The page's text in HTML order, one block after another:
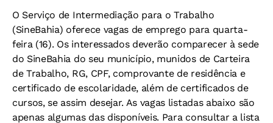
O Serviço de Intermediação para o Trabalho
(SineBahia) oferece vagas de emprego para quarta-
feira (16). Os interessados deverão comparecer à sede
do SineBahia do seu município, munidos de Carteira
de Trabalho, RG, CPF, comprovante de residência e
certificado de escolaridade, além de certificados de
cursos, se assim desejar. As vagas listadas abaixo são
apenas algumas das disponíveis. Para consultar a lista